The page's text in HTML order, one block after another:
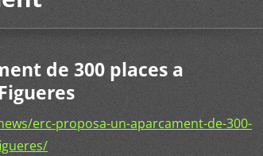
de 300 places a
erc-proposa-un-aparcament-de-300-